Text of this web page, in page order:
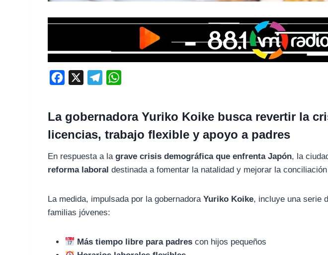
e
b
o
e
g
a
t
s
p
La gobernadora Yuriko Koike busca revertir la
licencias, trabajo flexible y apoyo a padres
En respuesta a lagrave crisis demográfica que enfrenta Japón, la
reforma laboral destinada a fomentar la natalidad y mejorar la
La medida, impulsada por la gobernadoraYuriko Koike, incluye una serie
familias jóvenes:
Más tiempo libre para padrescon hijos pequeños